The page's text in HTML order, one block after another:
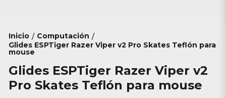
Inicio / Computación /
Glides ESPTiger Razer Viper v2 Pro Skates Teflón para
mouse
Glides ESPTiger Razer Viper v2
Pro Skates Teflón para mouse